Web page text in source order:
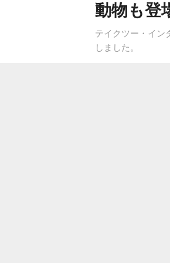
動物も登
テイクツー・イン
しました。